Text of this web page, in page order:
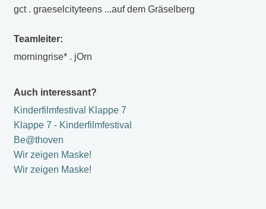
gct . graeselcityteens ...auf dem Gräselberg
Teamleiter:
morningrise* . jOrn
Auch interessant?
Kinderfilmfestival Klappe 7
Klappe 7 - Kinderfilmfestival
Be@thoven
Wir zeigen Maske!
Wir zeigen Maske!